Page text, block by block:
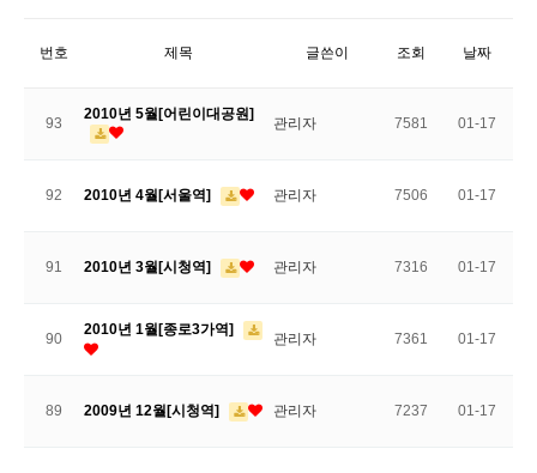
번호 제목 글쓴이 조회 날짜
93
2010년 5월[어린이대공원]
관리자 7581 01-17
92 2010년 4월[서울역] 관리자 7506 01-17
91 2010년 3월[시청역] 관리자 7316 01-17
90
2010년 1월[종로3가역]
관리자 7361 01-17
89 2009년 12월[시청역] 관리자 7237 01-17